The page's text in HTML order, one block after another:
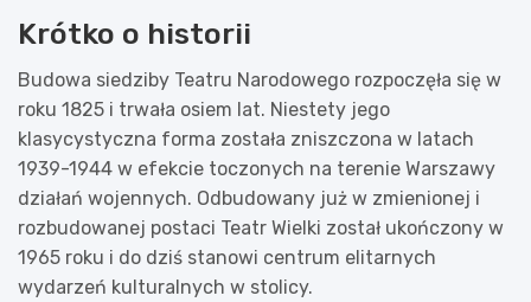
Krótko o historii
Budowa siedziby Teatru Narodowego rozpoczęła się w
roku 1825 i trwała osiem lat. Niestety jego
klasycystyczna forma została zniszczona w latach
1939-1944 w efekcie toczonych na terenie Warszawy
działań wojennych. Odbudowany już w zmienionej i
rozbudowanej postaci Teatr Wielki został ukończony w
1965 roku i do dziś stanowi centrum elitarnych
wydarzeń kulturalnych w stolicy.